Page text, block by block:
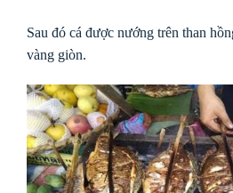
Sau đó cá được nướng trên than
vàng giòn.